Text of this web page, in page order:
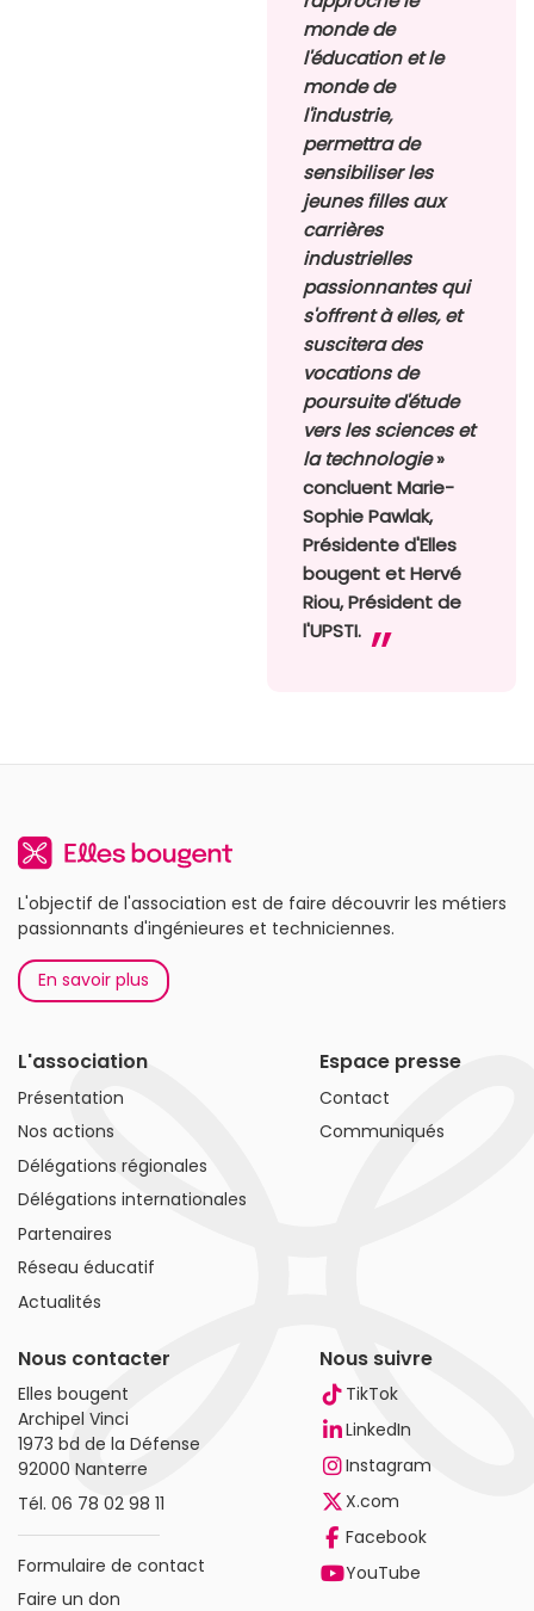
monde de
l'éducation et le
monde de
l'industrie,
permettra de
sensibiliser les
jeunes filles aux
carrières
industrielles
passionnantes qui
s'offrent à elles, et
suscitera des
vocations de
poursuite d'étude
vers les sciences et
la technologie»
concluent Marie-
Sophie Pawlak,
Présidente d'Elles
bougent et Hervé
Riou, Président de
l'UPSTI.
L'objectif de l'association est de faire découvrir les métiers
passionnants d'ingénieures et techniciennes.
En savoir plus
L'association
Présentation
Nos actions
Délégations régionales
Délégations internationales
Partenaires
Réseau éducatif
Actualités
Espace presse
Contact
Communiqués
Nous contacter
Elles bougent
Archipel Vinci
1973 bd de la Défense
92000 Nanterre
Tél. 06 78 02 98 11
Formulaire de contact
Faire un don
Nous suivre
TikTok
LinkedIn
Instagram
X.com
Facebook
YouTube